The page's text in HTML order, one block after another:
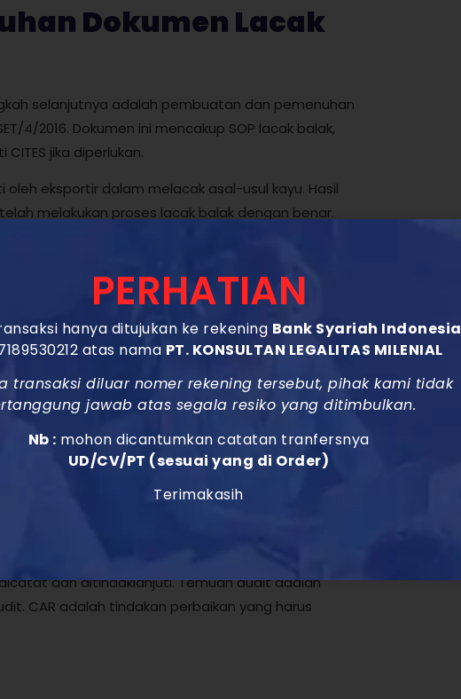
Dokumen Lacak
selanjutnya adalah pembuatan dan pemenuhan
4/2016. Dokumen ini mencakup SOP lacak balak,
jika diperlukan.
eksportir dalam melacak asal-usul kayu. Hasil
melakukan proses lacak balak dengan benar.
diekspor termasuk dalam daftar spesies yang
dan mencatat pengisian form operasional selama
telah mengikuti prosedur yang ditetapkan. Ini
dengan transparan dan akuntabel.
audit SVLK akan dilakukan. Dalam audit ini,
dan ditindaklanjuti. Temuan audit adalah
CAR adalah tindakan perbaikan yang harus
PERHATIAN
hanya ditujukan ke rekening Bank Syariah Indonesia
atas nama PT. KONSULTAN LEGALITAS MILENIAL
transaksi diluar nomer rekening tersebut, pihak kami tidak
jawab atas segala resiko yang ditimbulkan.
Nb : mohon dicantumkan catatan tranfersnya
UD/CV/PT (sesuai yang di Order)
Terimakasih